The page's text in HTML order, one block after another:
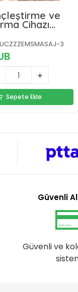
ve
Cihazı
3
Sepete Ekle
Güvenli
Güvenli ve